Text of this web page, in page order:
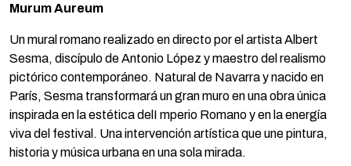
Murum Aureum
Un mural romano realizado en directo por el artista Albert
Sesma, discípulo de Antonio López y maestro del realismo
pictórico contemporáneo. Natural de Navarra y nacido en
París, Sesma transformará un gran muro en una obra única
inspirada en la estética delI mperio Romano y en la energía
viva del festival. Una intervención artística que une pintura,
historia y música urbana en una sola mirada.